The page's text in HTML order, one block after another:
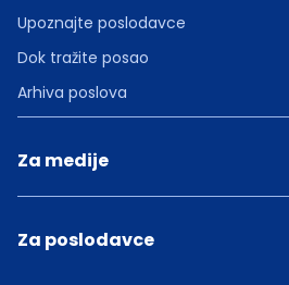
Upoznajte poslodavce
Dok tražite posao
Arhiva poslova
Za medije
Za poslodavce